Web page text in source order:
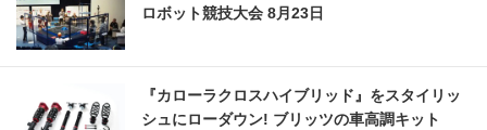
ロボット競技大会 8月23日
『カローラクロスハイブリッド』をスタイリッ
シュにローダウン! ブリッツの車高調キット